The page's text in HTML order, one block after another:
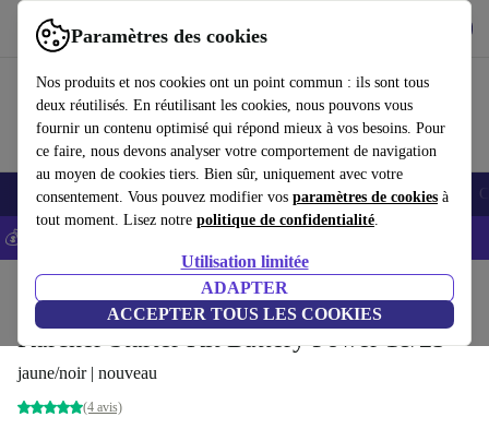
Paramètres des cookies
Nos produits et nos cookies ont un point commun : ils sont tous
deux réutilisés. En réutilisant les cookies, nous pouvons vous
fournir un contenu optimisé qui répond mieux à vos besoins. Pour
ce faire, nous devons analyser votre comportement de navigation
au moyen de cookies tiers. Bien sûr, uniquement avec votre
consentement. Vous pouvez modifier vos paramètres de cookies à
tout moment. Lisez notre politique de confidentialité.
Utilisation limitée
ADAPTER
ACCEPTER TOUS LES COOKIES
Utilisez refurbed rapidement et facilement
Smartphones Laptops Tablettes Montres connectées Accessoires
💰-5% EXTRA sur les iPhones – Code: IPHONEDEAL -
Accessoires/Autre
Kärcher Starter Kit Battery Power 18/25
jaune/noir | nouveau
(4 avis)